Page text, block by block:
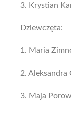
3. Krystian
Dziewczęta:
1. Maria
2. Aleksandra
3. Maja